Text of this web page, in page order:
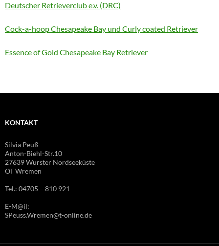
Deutscher Retrieverclub e.v. (DRC)
Cock-a-hoop Chesapeake Bay und Curly coated Retriever
Essence of Gold Chesapeake Bay Retriever
KONTAKT
Silvia Peuß
Anton-Biehl-Str.10
27639 Wurster Nordseeküste
OT Wremen
Tel.: 04705 – 810 921
E-M@il:
SPeuss.Wremen@t-online.de